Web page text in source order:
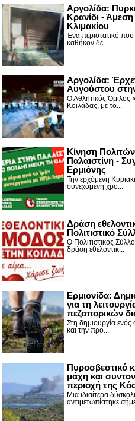
Αργολίδα:
Κρανίδι -
Κλιμακίου
Ένα περιστατικό που
καθήκον δε...
Αργολίδα:
Αυγούστου
Ο Αθλητικός Όμιλος
Κοιλάδας, με το...
Κίνηση
Παλαιστίνη -
Ερμιόνης
Την ερχόμενη
συνεχόμενη χρο...
Δράση
Πολιτιστικό
Ο Πολιτιστικός
δράση εθελοντικ...
Ερμιονίδα:
για τη
πεζοπορικών
Στη δημιουργία ενός
και την προ...
Πυροσβεστικό
μάχη και
περιοχή της
Μια ιδιαίτερα
αντιμετωπίστηκε